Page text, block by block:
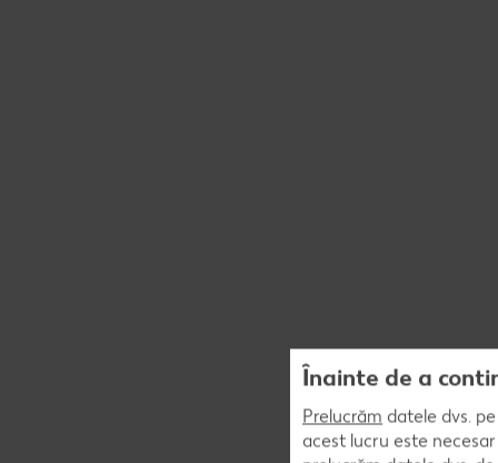
Înainte de a
Prelucrăm datele dvs.
acest lucru este